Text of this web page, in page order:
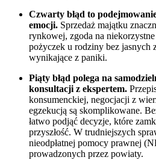
Czwarty błąd to
emocji. Sprzedaż majątku
rynkowej, zgoda na
pożyczek u rodziny bez jasnych
wynikające z paniki.
Piąty błąd polega na
konsultacji z ekspertem.
konsumenckiej, negocjacji z
egzekucją są skomplikowane.
łatwo podjąć decyzje, które
przyszłość. W trudniejszych
nieodpłatnej pomocy prawnej
prowadzonych przez powiaty.